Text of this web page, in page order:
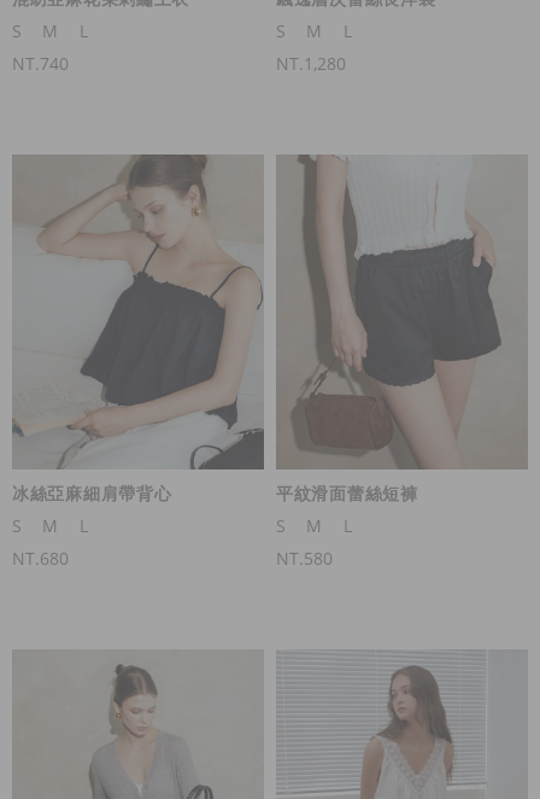
S
M
L
NT.740
S
M
L
NT.1,280
冰絲亞麻細肩帶背心
S
M
L
NT.680
平紋滑面蕾絲短褲
S
M
L
NT.580